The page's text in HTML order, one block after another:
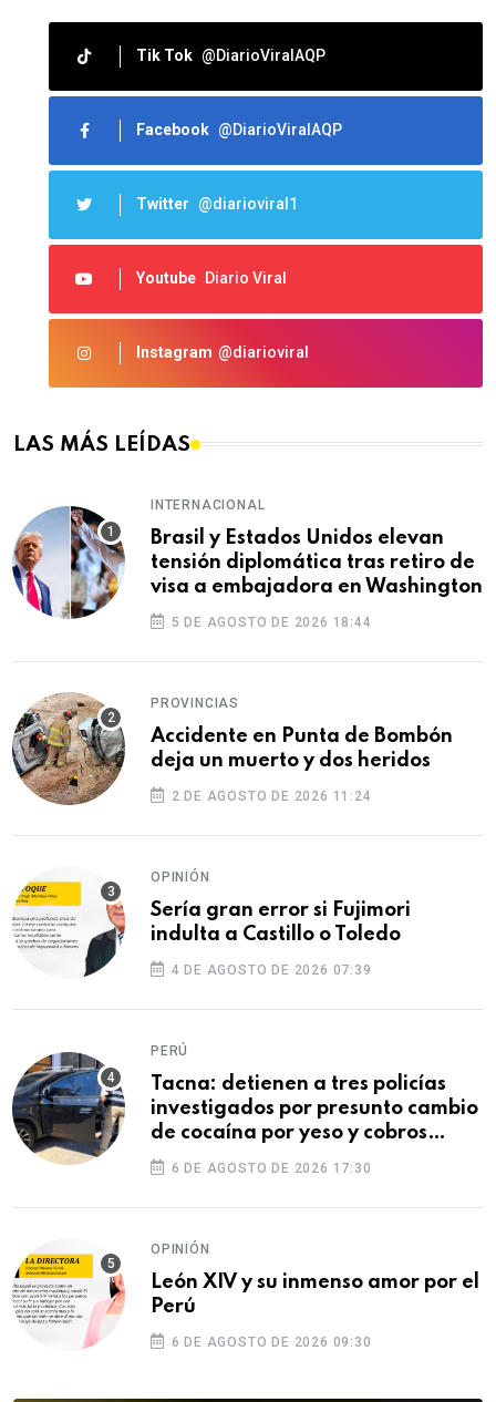
Tik Tok @DiarioViralAQP
Facebook @DiarioViralAQP
Twitter @diarioviral1
Youtube Diario Viral
Instagram @diarioviral
LAS MÁS LEÍDAS
INTERNACIONAL
Brasil y Estados Unidos elevan
tensión diplomática tras retiro de
visa a embajadora en Washington
5 DE AGOSTO DE 2026 18:44
PROVINCIAS
Accidente en Punta de Bombón
deja un muerto y dos heridos
2 DE AGOSTO DE 2026 11:24
OPINIÓN
Sería gran error si Fujimori
indulta a Castillo o Toledo
4 DE AGOSTO DE 2026 07:39
PERÚ
Tacna: detienen a tres policías
investigados por presunto cambio
de cocaína por yeso y cobros
ilegales
6 DE AGOSTO DE 2026 17:30
OPINIÓN
León XIV y su inmenso amor por el
Perú
6 DE AGOSTO DE 2026 09:30